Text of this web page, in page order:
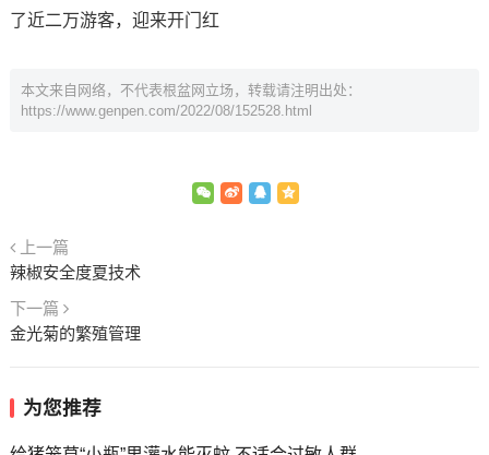
了近二万游客，迎来开门红
本文来自网络，不代表根盆网立场，转载请注明出处：
https://www.genpen.com/2022/08/152528.html
上一篇
辣椒安全度夏技术
下一篇
金光菊的繁殖管理
为您推荐